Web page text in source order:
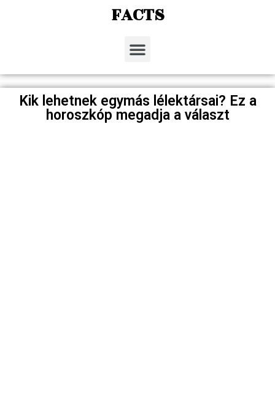
FACTS
Kik lehetnek egymás lélektársai? Ez a
horoszkóp megadja a választ